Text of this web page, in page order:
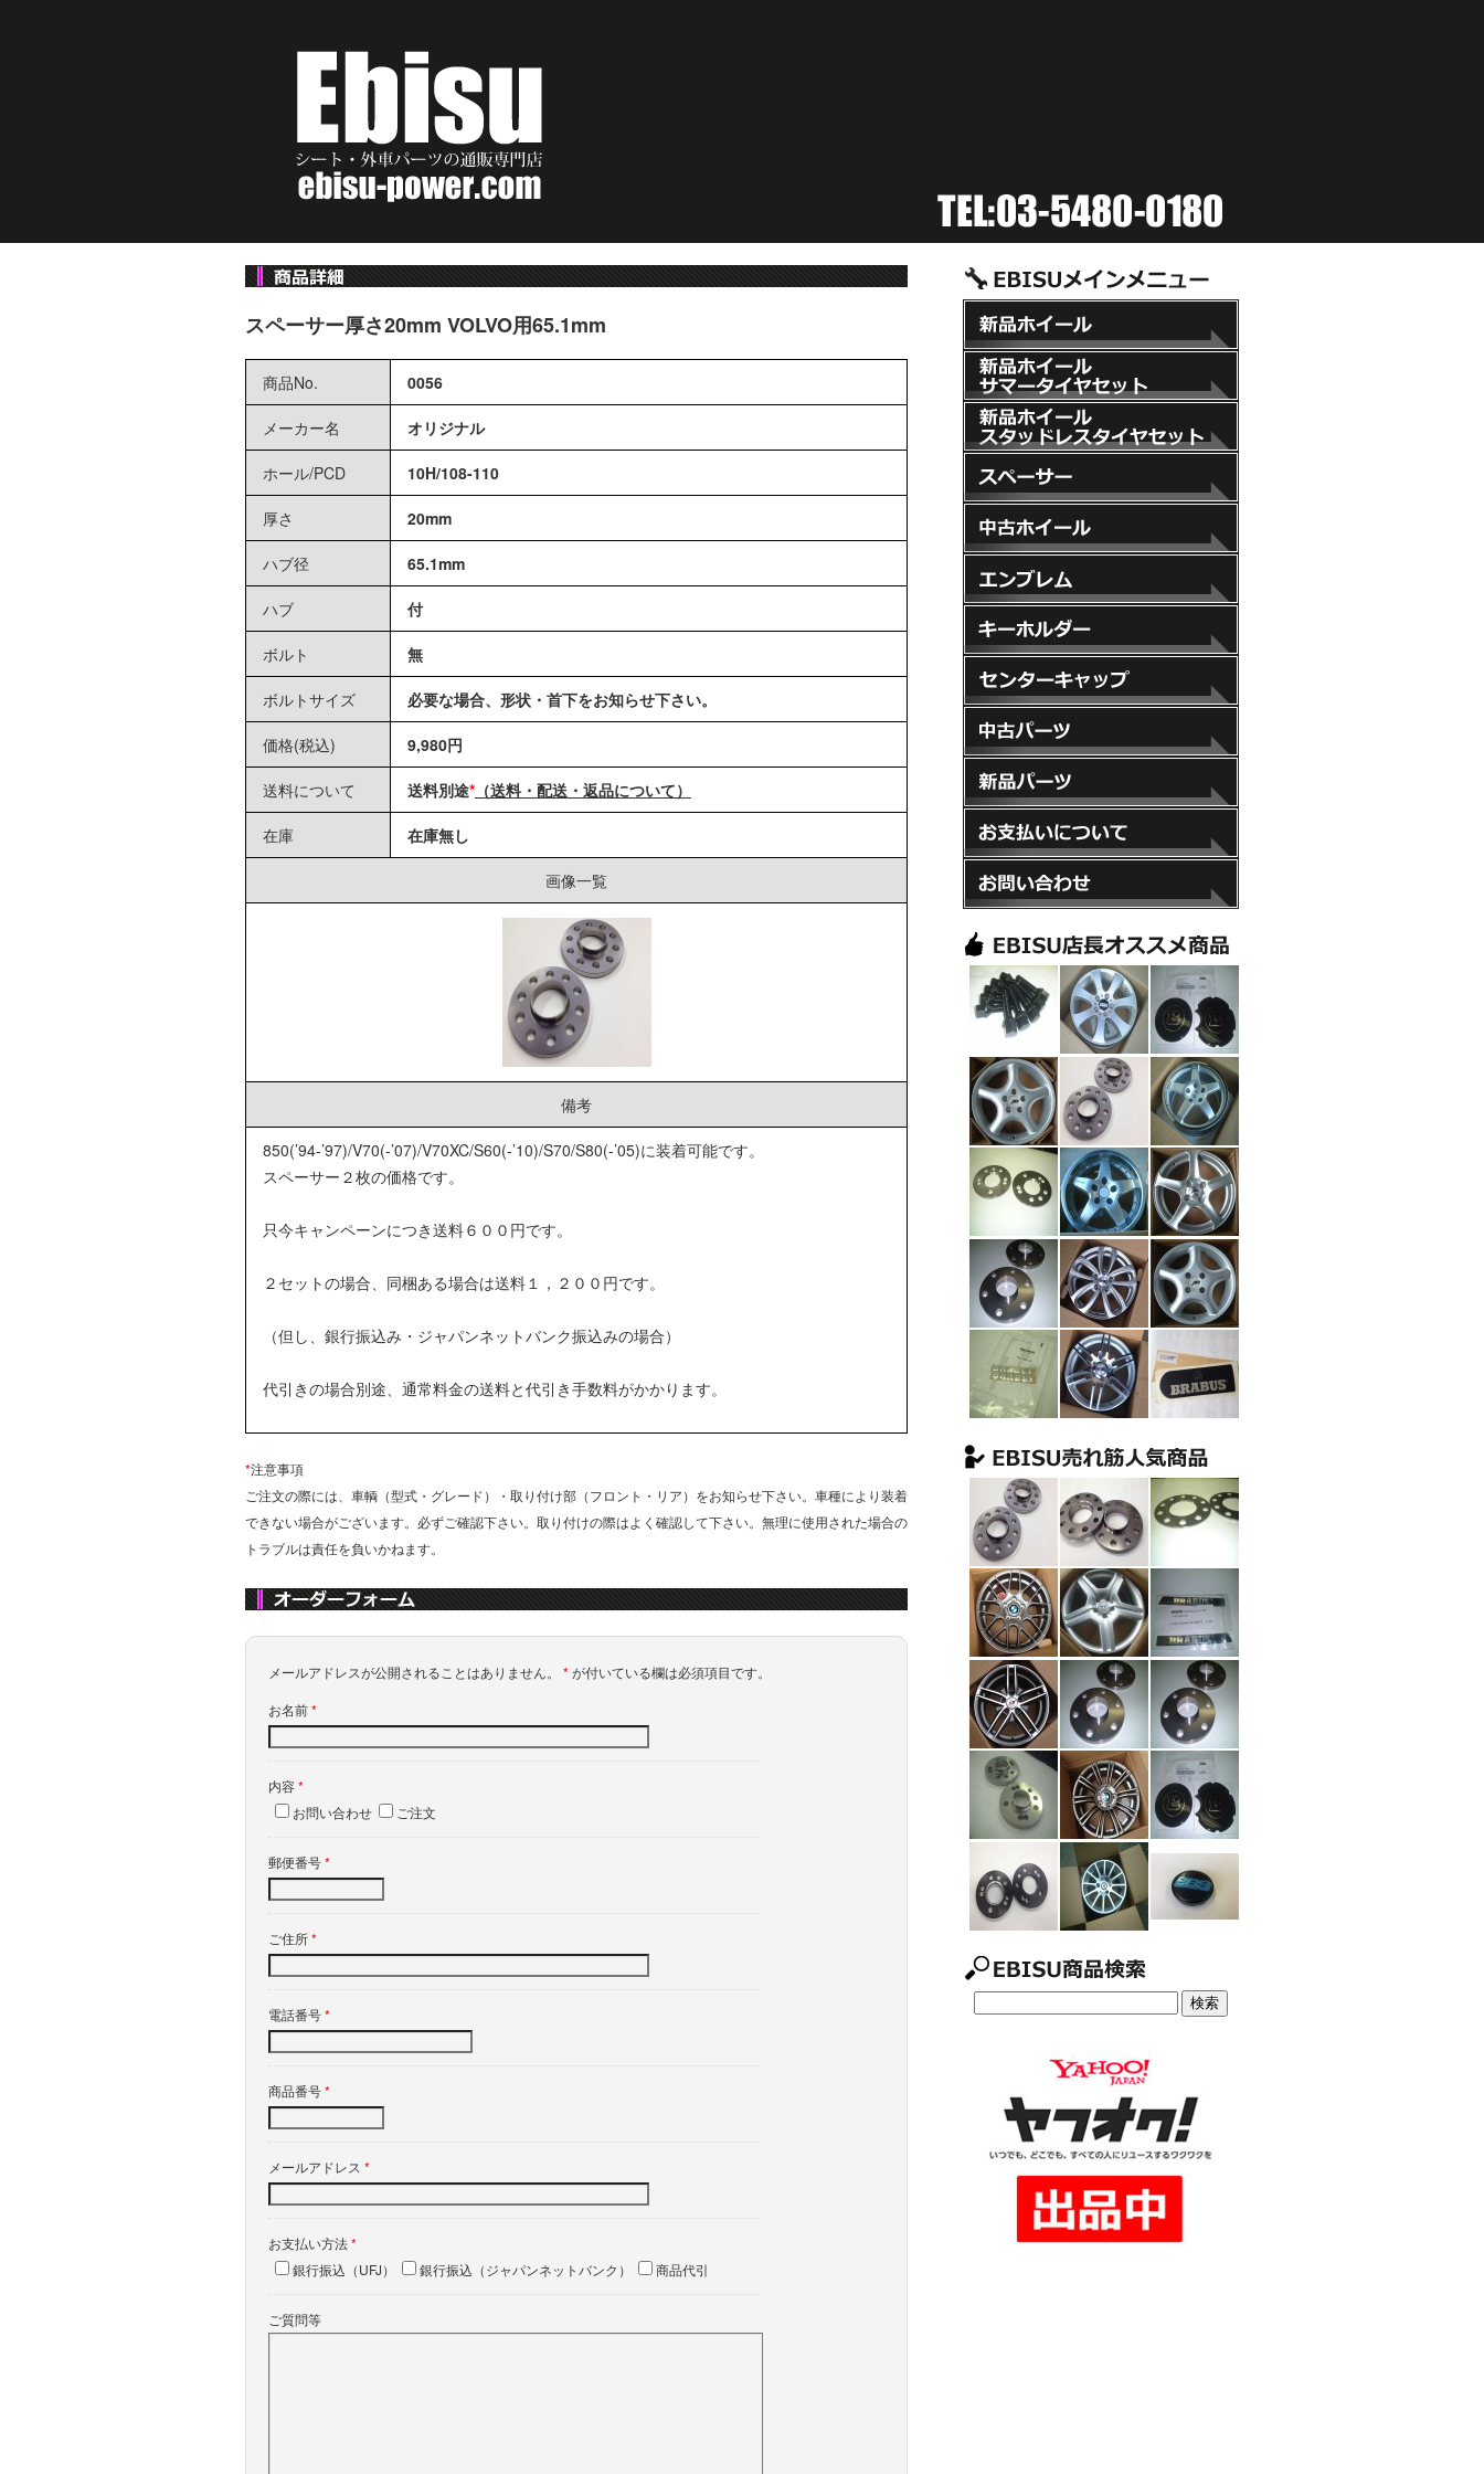
スペーサー厚さ20mm VOLVO用65.1mm
商品No. 0056
メーカー名 オリジナル
ホール/PCD 10H/108-110
厚さ 20mm
ハブ径 65.1mm
ハブ 付
ボルト 無
ボルトサイズ 必要な場合、形状・首下をお知らせ下さい。
価格(税込) 9,980円
送料について 送料別途* （送料・配送・返品について）
在庫 在庫無し
画像一覧
備考
850(’94-’97)/V70(-’07)/V70XC/S60(-’10)/S70/S80(-’05)に装着可能です。
スペーサー２枚の価格です。
只今キャンペーンにつき送料６００円です。
２セットの場合、同梱ある場合は送料１，２００円です。
（但し、銀行振込み・ジャパンネットバンク振込みの場合）
代引きの場合別途、通常料金の送料と代引き手数料がかかります。
*注意事項
ご注文の際には、車輌（型式・グレード）・取り付け部（フロント・リア）をお知らせ下さい。車種により装着
できない場合がございます。必ずご確認下さい。取り付けの際はよく確認して下さい。無理に使用された場合の
トラブルは責任を負いかねます。
メールアドレスが公開されることはありません。 * が付いている欄は必須項目です。
お名前*
内容*
お問い合わせ
ご注文
郵便番号*
ご住所*
電話番号*
商品番号*
メールアドレス *
お支払い方法*
銀行振込（UFJ）
銀行振込（ジャパンネットバンク） 商品代引
ご質問等
新品ホイール
新品ホイール+サマータイヤセット
新品ホイール+スタッドレスタイヤセット
スペーサー
エンブレム
キーホルダー
お支払いについて